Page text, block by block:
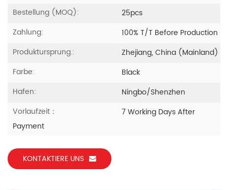
Bestellung (MOQ):
25pcs
Zahlung:
100% T/T Before Production
Produktursprung.:
Zhejiang, China (Mainland)
Farbe:
Black
Hafen:
Ningbo/Shenzhen
Vorlaufzeit：
7 Working Days After
Payment
KONTAKTIERE UNS